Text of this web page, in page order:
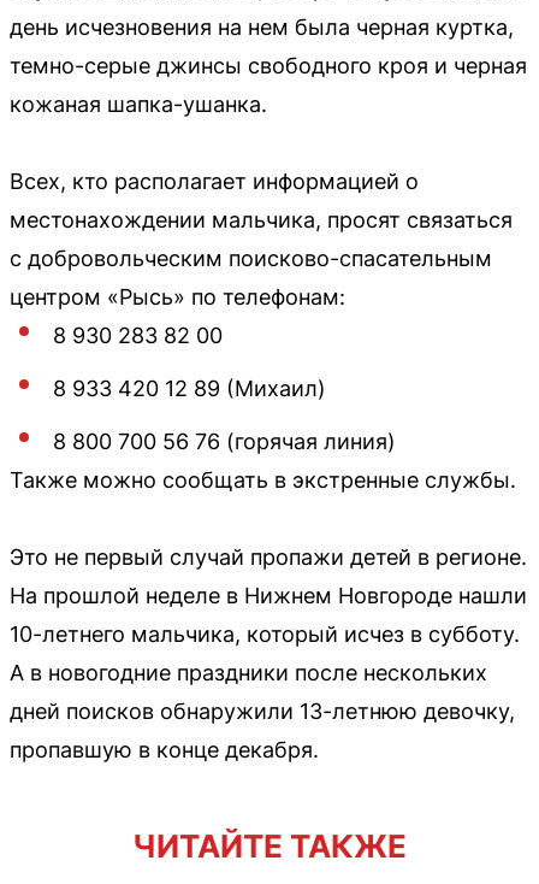
день исчезновения на нем была черная куртка,
темно-серые джинсы свободного кроя и черная
кожаная шапка-ушанка.
Всех, кто располагает информацией о
местонахождении мальчика, просят связаться
с добровольческим поисково-спасательным
центром «Рысь» по телефонам:
8 930 283 82 00
8 933 420 12 89 (Михаил)
8 800 700 56 76 (горячая линия)
Также можно сообщать в экстренные службы.
Это не первый случай пропажи детей в регионе.
На прошлой неделе в Нижнем Новгороде нашли
10-летнего мальчика, который исчез в субботу.
А в новогодние праздники после нескольких
дней поисков обнаружили 13-летнюю девочку,
пропавшую в конце декабря.
ЧИТАЙТЕ ТАКЖЕ